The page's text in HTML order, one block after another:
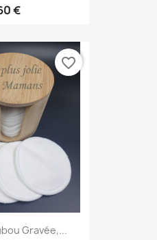
€
Gravée,...
favorite_border